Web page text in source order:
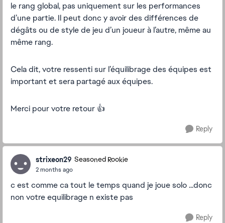
le rang global, pas uniquement sur les performances
d’une partie. Il peut donc y avoir des différences de
dégâts ou de style de jeu d’un joueur à l’autre, même au
même rang.
Cela dit, votre ressenti sur l’équilibrage des équipes est
important et sera partagé aux équipes.
Merci pour votre retour 👍
Reply
strixeon29 Seasoned Rookie
2 months ago
c est comme ca tout le temps quand je joue solo ...donc
non votre equilibrage n existe pas
Reply